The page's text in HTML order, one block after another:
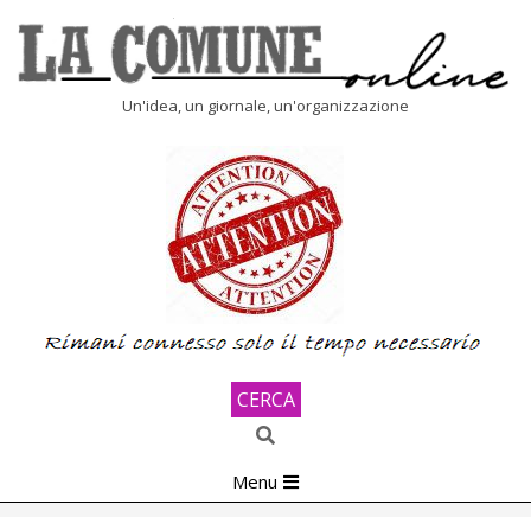
content
Un'idea, un giornale, un'organizzazione
CERCA
Search
Navigation
Menu